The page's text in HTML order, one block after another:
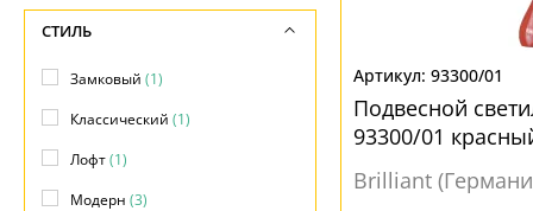
93300/01
Подвесной
93300/01
Brilliant
СТИЛЬ
Замковый (1)
Классический (1)
Лофт(1)
Модерн (3)